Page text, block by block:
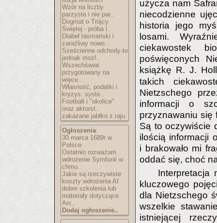
Wzór na liczby
parzyste i nie par..
Dogmat o Trójcy
Świętej - próba l..
Diabeł tasmański i
zaraźliwy nowo..
Sześcienne odchody-to
jednak możl..
Wszechświat
przygotowany na
więce..
Własność, podatki i
kryzys: syste..
Football i "okolice"
oraz aktorst..
zakazane jabłko z raju
Ogłoszenia:
30 marca 1689r w
Polsce
Ostatnio rozważam
wdrożenie Symfonii w
chmu..
Jakie są rzeczywiste
koszty wdrożenia AI
dobre szkolenia lub
materiały dotyczące
Arc..
Dodaj ogłoszenie..
użycza nam
niecodzienne
historia jego
losami.
ciekawostek
poświęconych
książkę R. J.
takich
Nietzschego
informacji o
przyznawaniu się
Są to oczywiście
ilością informacji
i brakowało mi
oddać się, choć
Interpretacja
kluczowego
dla Nietzschego
wszelkie
istniejącej